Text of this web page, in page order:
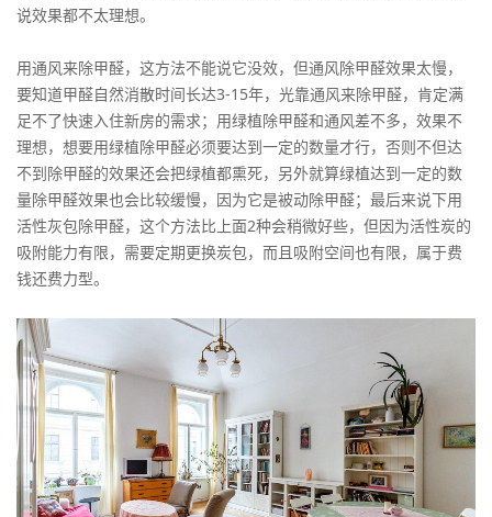
说效果都不太理想。
用通风来除甲醛，这方法不能说它没效，但通风除甲醛效果太慢，
要知道甲醛自然消散时间长达3-15年，光靠通风来除甲醛，肯定满
足不了快速入住新房的需求；用绿植除甲醛和通风差不多，效果不
理想，想要用绿植除甲醛必须要达到一定的数量才行，否则不但达
不到除甲醛的效果还会把绿植都熏死，另外就算绿植达到一定的数
量除甲醛效果也会比较缓慢，因为它是被动除甲醛；最后来说下用
活性灰包除甲醛，这个方法比上面2种会稍微好些，但因为活性炭的
吸附能力有限，需要定期更换炭包，而且吸附空间也有限，属于费
钱还费力型。